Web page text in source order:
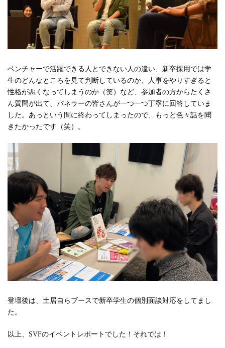
ベンチャーで活躍できる人とできない人の違い、新卒採用では学
生のどんなところを見て判断しているのか、人事をやりすぎると
性格が悪くなってしまうのか（笑）など、参加者の方からたくさ
ん質問が出て、パネラーの皆さんが一つ一つ丁寧に回答していま
した。あっという間に終わってしまったので、もっと色々話を聞
きたかったです（笑）。
登壇後は、土居自らブースで新卒学生の個別面談対応をしてまし
た。
以上、SVFのイベントレポートでした！それでは！